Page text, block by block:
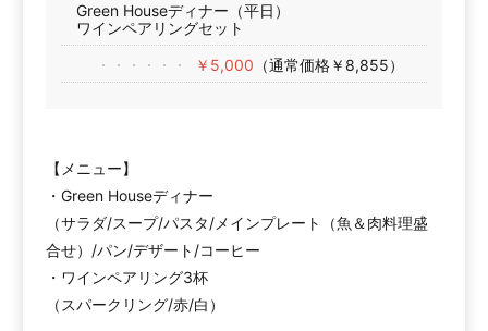
Green Houseディナー（平日）
ワインペアリングセット
￥5,000 （通常価格￥8,855）
【メニュー】
・Green Houseディナー
（サラダ/スープ/パスタ/メインプレート（魚＆肉料理盛
合せ）/パン/デザート/コーヒー
・ワインペアリング3杯
（スパークリング/赤/白）